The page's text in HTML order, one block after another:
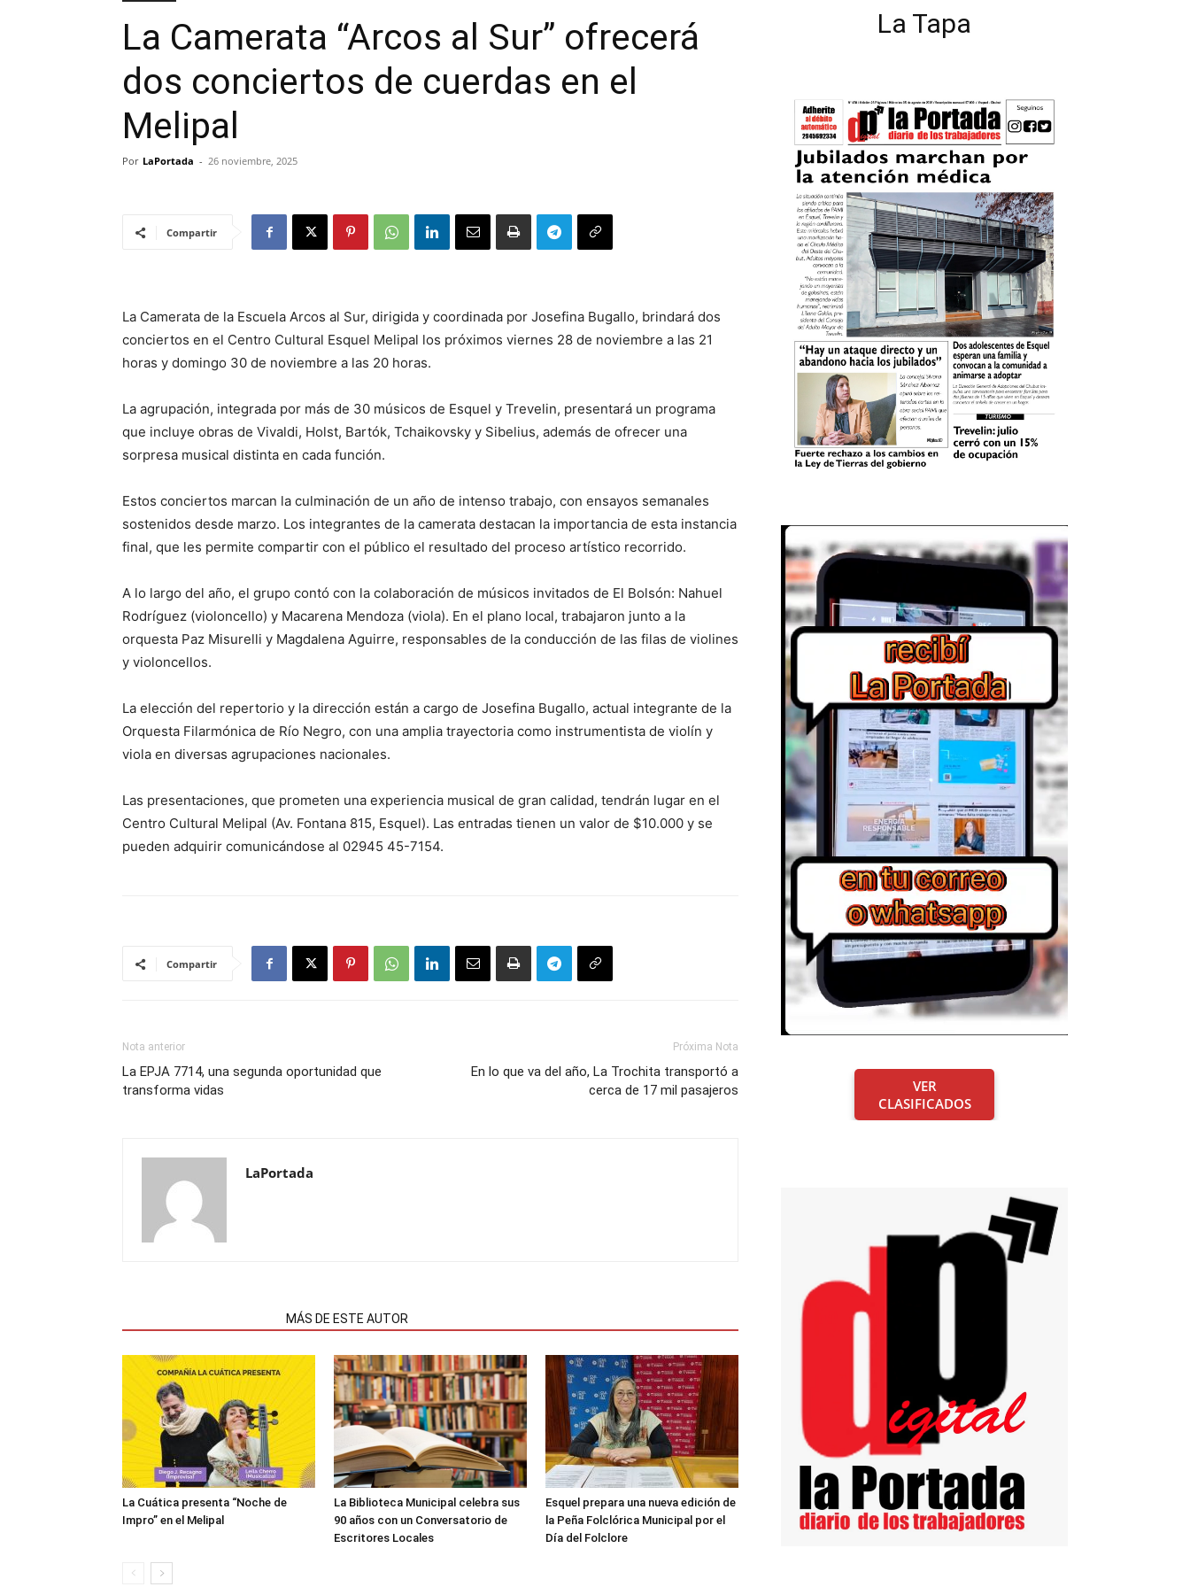
La Camerata “Arcos al Sur” ofrecerá
dos conciertos de cuerdas en el
Melipal
Por LaPortada - 26 noviembre, 2025
Compartir
La Camerata de la Escuela Arcos al Sur, dirigida y coordinada por Josefina Bugallo, brindará dos
conciertos en el Centro Cultural Esquel Melipal los próximos viernes 28 de noviembre a las 21
horas y domingo 30 de noviembre a las 20 horas.
La agrupación, integrada por más de 30 músicos de Esquel y Trevelin, presentará un programa
que incluye obras de Vivaldi, Holst, Bartók, Tchaikovsky y Sibelius, además de ofrecer una
sorpresa musical distinta en cada función.
Estos conciertos marcan la culminación de un año de intenso trabajo, con ensayos semanales
sostenidos desde marzo. Los integrantes de la camerata destacan la importancia de esta instancia
final, que les permite compartir con el público el resultado del proceso artístico recorrido.
A lo largo del año, el grupo contó con la colaboración de músicos invitados de El Bolsón: Nahuel
Rodríguez (violoncello) y Macarena Mendoza (viola). En el plano local, trabajaron junto a la
orquesta Paz Misurelli y Magdalena Aguirre, responsables de la conducción de las filas de violines
y violoncellos.
La elección del repertorio y la dirección están a cargo de Josefina Bugallo, actual integrante de la
Orquesta Filarmónica de Río Negro, con una amplia trayectoria como instrumentista de violín y
viola en diversas agrupaciones nacionales.
Las presentaciones, que prometen una experiencia musical de gran calidad, tendrán lugar en el
Centro Cultural Melipal (Av. Fontana 815, Esquel). Las entradas tienen un valor de $10.000 y se
pueden adquirir comunicándose al 02945 45-7154.
Compartir
Nota anterior
La EPJA 7714, una segunda oportunidad que
transforma vidas
Próxima Nota
En lo que va del año, La Trochita transportó a
cerca de 17 mil pasajeros
LaPortada
MÁS DE ESTE AUTOR
La Cuática presenta “Noche de
Impro” en el Melipal
La Biblioteca Municipal celebra sus
90 años con un Conversatorio de
Escritores Locales
Esquel prepara una nueva edición de
la Peña Folclórica Municipal por el
Día del Folclore
La Tapa
VER
CLASIFICADOS